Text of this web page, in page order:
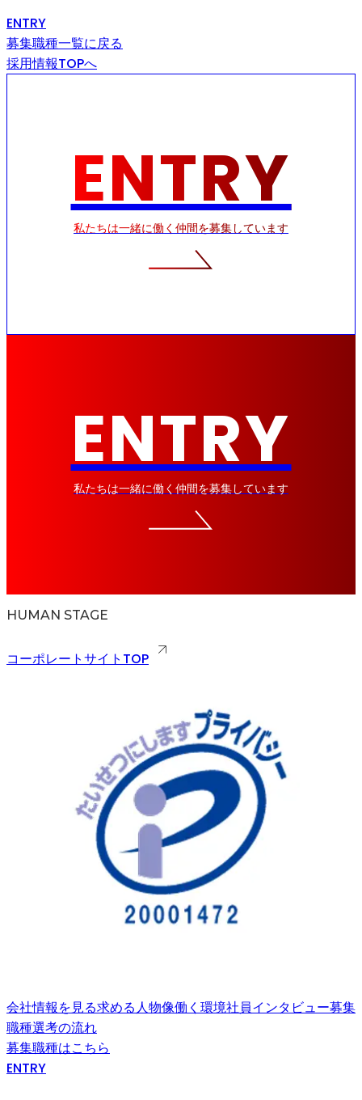
ENTRY
募集職種一覧に戻る
採用情報TOPへ
ENTRY
私たちは一緒に働く仲間を募集しています
ENTRY
私たちは一緒に働く仲間を募集しています
HUMAN STAGE
コーポレートサイトTOP
会社情報を見る求める人物像働く環境社員インタビュー募集
職種選考の流れ
募集職種はこちら
ENTRY